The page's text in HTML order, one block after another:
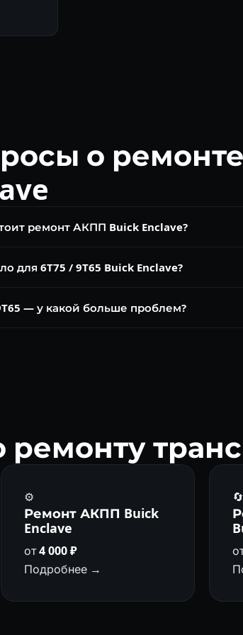
о
ремонт АКПП Buick Enclave?
₽, 9T65 от 40 000 ₽.
для 6T75 / 9T65 Buick Enclave?
— у какой больше проблем?
ремонту
⚙️
Ремонт АКПП Buick
Enclave
от4 000 ₽
Подробнее →
🔄